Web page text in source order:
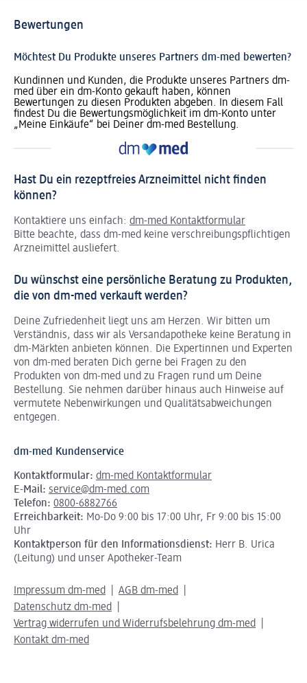
Bewertungen
Möchtest Du Produkte unseres Partners dm-med bewerten?
Kundinnen und Kunden, die Produkte unseres Partners dm-
med über ein dm-Konto gekauft haben, können
Bewertungen zu diesen Produkten abgeben. In diesem Fall
findest Du die Bewertungsmöglichkeit im dm-Konto unter
„Meine Einkäufe“ bei Deiner dm-med Bestellung.
Hast Du ein rezeptfreies Arzneimittel nicht finden
können?
Kontaktiere uns einfach: dm-med Kontaktformular
Bitte beachte, dass dm-med keine verschreibungspflichtigen
Arzneimittel ausliefert.
Du wünschst eine persönliche Beratung zu Produkten,
die von dm-med verkauft werden?
Deine Zufriedenheit liegt uns am Herzen. Wir bitten um
Verständnis, dass wir als Versandapotheke keine Beratung in
dm-Märkten anbieten können. Die Expertinnen und Experten
von dm-med beraten Dich gerne bei Fragen zu den
Produkten von dm-med und zu Fragen rund um Deine
Bestellung. Sie nehmen darüber hinaus auch Hinweise auf
vermutete Nebenwirkungen und Qualitätsabweichungen
entgegen.
dm-med Kundenservice
Kontaktformular: dm-med Kontaktformular
E-Mail: service@dm-med.com
Telefon: 0800-6882766
Erreichbarkeit: Mo-Do 9:00 bis 17:00 Uhr, Fr 9:00 bis 15:00
Uhr
Kontaktperson für den Informationsdienst: Herr B. Urica
(Leitung) und unser Apotheker-Team
Impressum dm-med
AGB dm-med
Datenschutz dm-med
Vertrag widerrufen und Widerrufsbelehrung dm-med
Kontakt dm-med